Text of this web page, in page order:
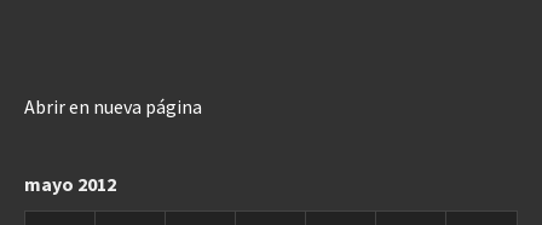
Abrir en nueva página
mayo 2012